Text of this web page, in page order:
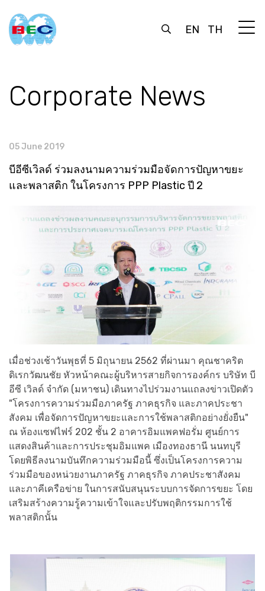
EN TH
Corporate News
05 June 2019
บีอีซีเวิลด์ ร่วมลงนามความร่วมมือจัดการปัญหาขยะ
และพลาสติก ในโครงการ PPP Plastic ปี 2
เมื่อช่วงเช้าวันพุธที่ 5 มิถุนายน 2562 ที่ผ่านมา คุณชาคริต
ดิเรกวัฒนชัย หัวหน้าคณะผู้บริหารสายกิจการองค์กร บริษัท บี
อีซี เวิลด์ จำกัด (มหาชน) เดินทางไปร่วมงานแถลงข่าวเปิดตัว
"โครงการความร่วมมือภาครัฐ ภาคธุรกิจ และภาคประชา
สังคม เพื่อจัดการปัญหาขยะและการใช้พลาสติกอย่างยั่งยืน"
ณ ห้องแซฟไฟร์ 202 ชั้น 2 อาคารอิมแพคฟอรั่ม ศูนย์การ
แสดงสินค้าและการประชุมอิมแพค เมืองทองธานี นนทบุรี
โดยพิธีลงนามบันทึกความร่วมมือนี้ ซึ่งเป็นโครงการความ
ร่วมมือของหน่วยงานภาครัฐ ภาคธุรกิจ ภาคประชาสังคม
และภาคีเครือข่าย ในการสนับสนุนระบบการจัดการขยะ โดย
เสริมสร้างความรู้ความเข้าใจและปรับพฤติกรรมการใช้
พลาสติกนั้น